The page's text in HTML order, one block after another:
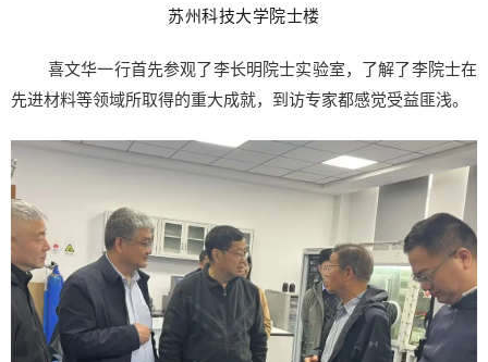
苏州科技大学院士楼
喜文华一行首先参观了李长明院士实验室，了解了李院士在
先进材料等领域所取得的重大成就，到访专家都感觉受益匪浅。